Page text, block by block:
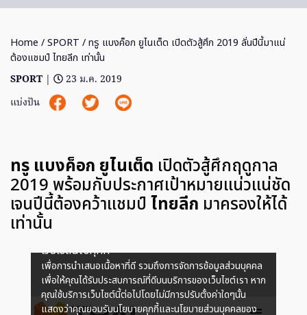
Home /SPORT / ทรู แบงค็อก ยูไนเต็ด เปิดตัวสู้ศึก 2019 ลั่นปีนี้มาแน่
ต้องแชมป์ ไทยลีก เท่านั้น
SPORT |
23 ม.ค. 2019
แบ่งปัน
ทรู แบงค็อก ยูไนเต็ด เปิดตัวสู้ศึกฤดูกาล
2019 พร้อมกับประกาศเป้าหมายแน่วแน่ชัด
เจนปีนี้ต้องคว้าแชมป์ ไทยลีก มาครองให้ได้
เท่านั้น